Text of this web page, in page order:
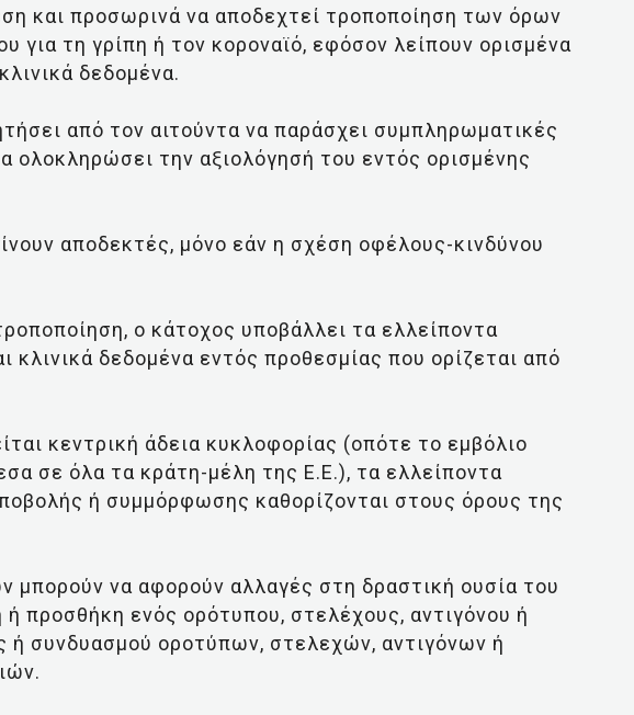
και προσωρινά να αποδεχτεί τροποποίηση των όρων
για τη γρίπη ή τον κοροναϊό, εφόσον λείπουν ορισμένα
δεδομένα.
από τον αιτούντα να παράσχει συμπληρωματικές
ολοκληρώσει την αξιολόγησή του εντός ορισμένης
αποδεκτές, μόνο εάν η σχέση οφέλους-κινδύνου
ο κάτοχος υποβάλλει τα ελλείποντα
κλινικά δεδομένα εντός προθεσμίας που ορίζεται από
κεντρική άδεια κυκλοφορίας (οπότε το εμβόλιο
σε όλα τα κράτη-μέλη της Ε.Ε.), τα ελλείποντα
ή συμμόρφωσης καθορίζονται στους όρους της
μπορούν να αφορούν αλλαγές στη δραστική ουσία του
ή προσθήκη ενός ορότυπου, στελέχους, αντιγόνου ή
ή συνδυασμού οροτύπων, στελεχών, αντιγόνων ή